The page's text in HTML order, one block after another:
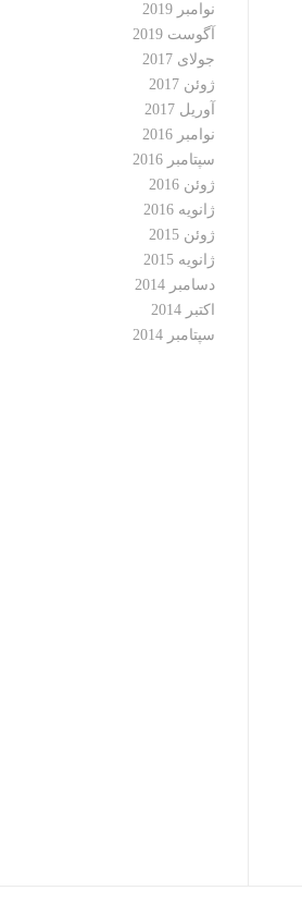
نوامبر 2019
آگوست 2019
جولای 2017
ژوئن 2017
آوریل 2017
نوامبر 2016
سپتامبر 2016
ژوئن 2016
ژانویه 2016
ژوئن 2015
ژانویه 2015
دسامبر 2014
اکتبر 2014
سپتامبر 2014